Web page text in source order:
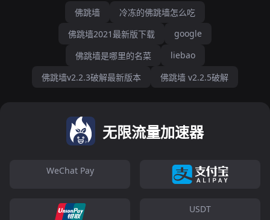
佛跳墙
冷冻的佛跳墙怎么吃
佛跳墙2021最新版下载
google
佛跳墙是哪里的名菜
liebao
佛跳墙v2.2.3破解最新版本
佛跳墙 v2.2.5破解
无限流量加速器
WeChat Pay
USDT